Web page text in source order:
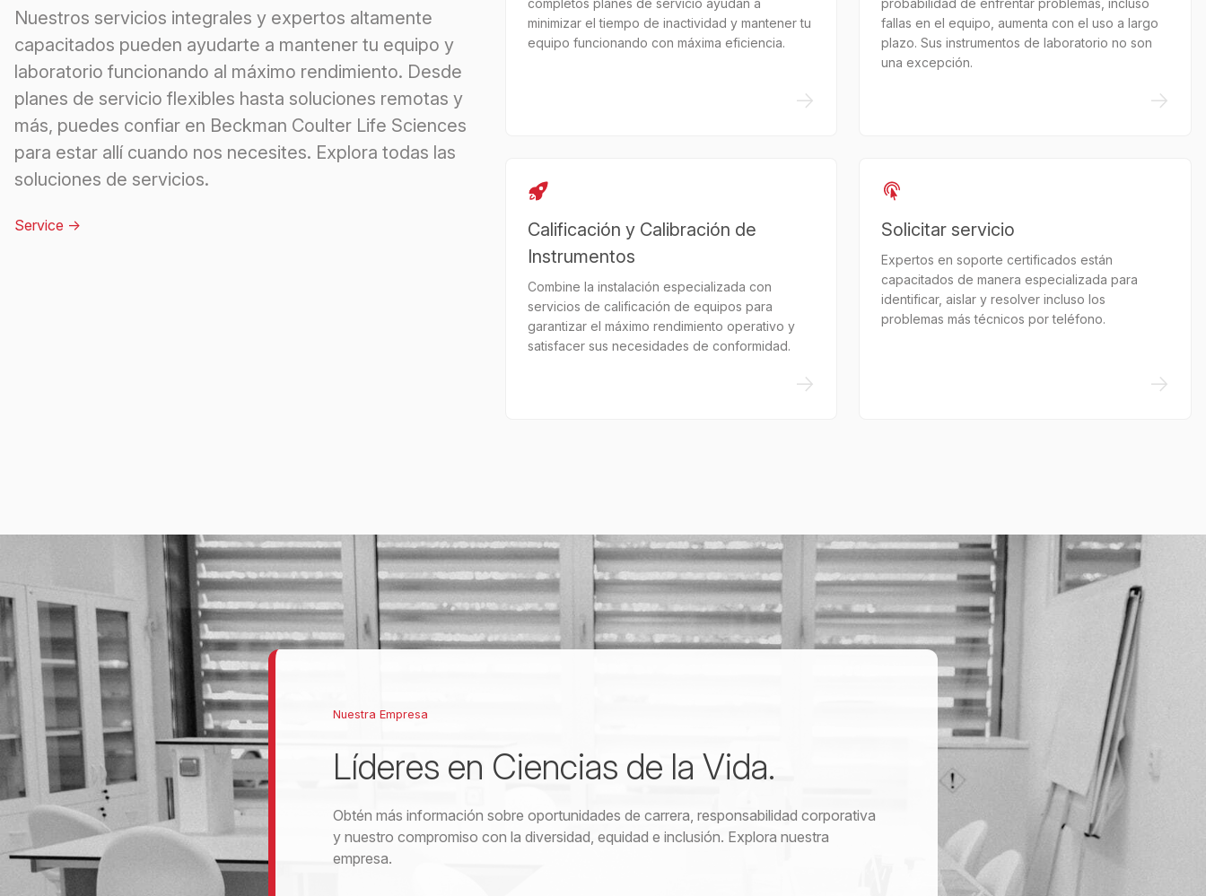
Nuestros servicios integrales y expertos altamente
capacitados pueden ayudarte a mantener tu equipo y
laboratorio funcionando al máximo rendimiento. Desde
planes de servicio flexibles hasta soluciones remotas y
más, puedes confiar en Beckman Coulter Life Sciences
para estar allí cuando nos necesites. Explora todas las
soluciones de servicios.
Service ->
completos planes de servicio ayudan a
minimizar el tiempo de inactividad y mantener tu
equipo funcionando con máxima eficiencia.
->
probabilidad de enfrentar problemas, incluso
fallas en el equipo, aumenta con el uso a largo
plazo. Sus instrumentos de laboratorio no son
una excepción.
->
Calificación y Calibración de
Instrumentos
Combine la instalación especializada con
servicios de calificación de equipos para
garantizar el máximo rendimiento operativo y
satisfacer sus necesidades de conformidad.
->
Solicitar servicio
Expertos en soporte certificados están
capacitados de manera especializada para
identificar, aislar y resolver incluso los
problemas más técnicos por teléfono.
->
Nuestra Empresa
Líderes en Ciencias de la Vida.
Obtén más información sobre oportunidades de carrera, responsabilidad corporativa
y nuestro compromiso con la diversidad, equidad e inclusión. Explora nuestra
empresa.